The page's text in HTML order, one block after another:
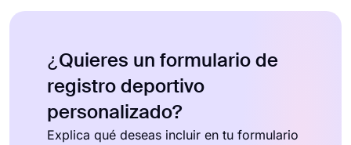
¿Quieres un formulario de
registro deportivo
personalizado?
Explica qué deseas incluir en tu formulario